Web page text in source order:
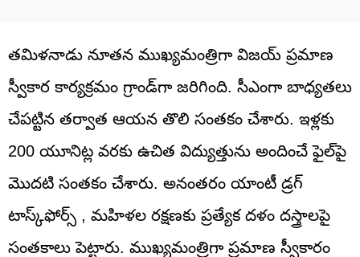
తమిళనాడు నూతన ముఖ్యమంత్రిగా విజయ్ ప్రమాణ
స్వీకార కార్యక్రమం గ్రాండ్‌గా జరిగింది. సీఎంగా బాధ్యతలు
చేపట్టిన తర్వాత ఆయన తొలి సంతకం చేశారు. ఇళ్లకు
200 యూనిట్ల వరకు ఉచిత విద్యుత్తును అందించే ఫైల్‌పై
మొదటి సంతకం చేశారు. అనంతరం యాంటీ డ్రగ్
టాస్క్‌ఫోర్స్‌ , మహిళల రక్షణకు ప్రత్యేక దళం దస్త్రాలపై
సంతకాలు పెట్టారు. ముఖ్యమంత్రిగా ప్రమాణ స్వీకారం